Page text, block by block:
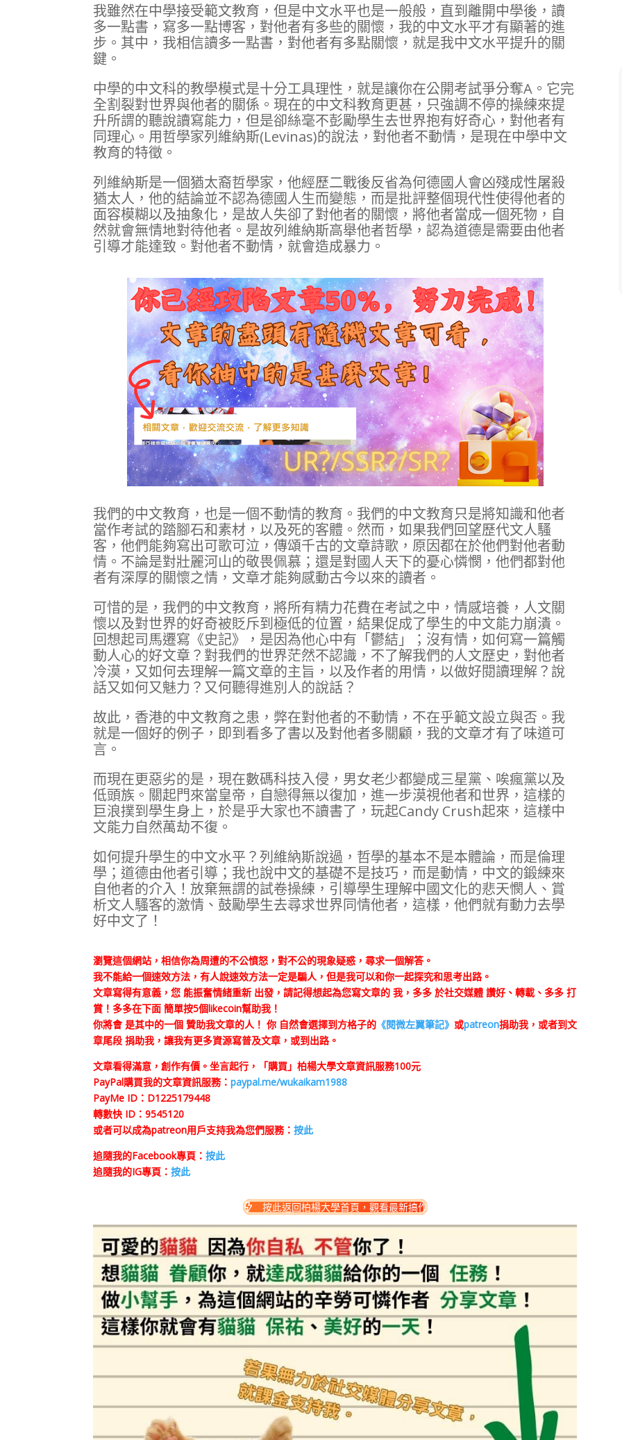
我雖然在中學接受範文教育，但是中文水平也是一般般，直到離開中學後，讀
多一點書，寫多一點博客，對他者有多些的關懷，我的中文水平才有顯著的進
步。其中，我相信讀多一點書，對他者有多點關懷，就是我中文水平提升的關
鍵。
中學的中文科的教學模式是十分工具理性，就是讓你在公開考試爭分奪A。它完
全割裂對世界與他者的關係。現在的中文科教育更甚，只強調不停的操練來提
升所謂的聽說讀寫能力，但是卻絲毫不彭勵學生去世界抱有好奇心，對他者有
同理心。用哲學家列維納斯(Levinas)的說法，對他者不動情，是現在中學中文
教育的特徵。
列維納斯是一個猶太裔哲學家，他經歷二戰後反省為何德國人會凶殘成性屠殺
猶太人，他的結論並不認為德國人生而變態，而是批評整個現代性使得他者的
面容模糊以及抽象化，是故人失卻了對他者的關懷，將他者當成一個死物，自
然就會無情地對待他者。是故列維納斯高舉他者哲學，認為道德是需要由他者
引導才能達致。對他者不動情，就會造成暴力。
我們的中文教育，也是一個不動情的教育。我們的中文教育只是將知識和他者
當作考試的踏腳石和素材，以及死的客體。然而，如果我們回望歷代文人騷
客，他們能夠寫出可歌可泣，傳頌千古的文章詩歌，原因都在於他們對他者動
情。不論是對壯麗河山的敬畏佩慕；還是對國人天下的憂心憐憫，他們都對他
者有深厚的關懷之情，文章才能夠感動古今以來的讀者。
可惜的是，我們的中文教育，將所有精力花費在考試之中，情感培養，人文關
懷以及對世界的好奇被貶斥到極低的位置，結果促成了學生的中文能力崩潰。
回想起司馬遷寫《史記》，是因為他心中有「鬱結」；沒有情，如何寫一篇觸
動人心的好文章？對我們的世界茫然不認識，不了解我們的人文歷史，對他者
冷漠，又如何去理解一篇文章的主旨，以及作者的用情，以做好閱讀理解？說
話又如何又魅力？又何聽得進別人的說話？
故此，香港的中文教育之患，弊在對他者的不動情，不在乎範文設立與否。我
就是一個好的例子，即到看多了書以及對他者多關顧，我的文章才有了味道可
言。
而現在更惡劣的是，現在數碼科技入侵，男女老少都變成三星黨、唉瘋黨以及
低頭族。關起門來當皇帝，自戀得無以復加，進一步漠視他者和世界，這樣的
巨浪撲到學生身上，於是乎大家也不讀書了，玩起Candy Crush起來，這樣中
文能力自然萬劫不復。
如何提升學生的中文水平？列維納斯說過，哲學的基本不是本體論，而是倫理
學；道德由他者引導；我也說中文的基礎不是技巧，而是動情，中文的鍛練來
自他者的介入！放棄無謂的試卷操練，引導學生理解中國文化的悲天憫人、賞
析文人騷客的激情、鼓勵學生去尋求世界同情他者，這樣，他們就有動力去學
好中文了！
瀏覽這個網站，相信你為周遭的不公憤怒，對不公的現象疑惑，尋求一個解答。
我不能給一個速效方法，有人說速效方法一定是騙人，但是我可以和你一起探究和思考出路。
文章寫得有意義，您 能振奮情緒重新 出發，請記得想起為您寫文章的 我，多多 於社交媒體 讚好、轉載、多多 打
賞！多多在下面 簡單按5個likecoin幫助我！
你將會 是其中的一個 贊助我文章的人！ 你 自然會選擇到方格子的 《閱微左翼筆記》 或patreon捐助我，或者到文
章尾段 捐助我，讓我有更多資源寫普及文章，或到出路。
文章看得滿意，創作有價。坐言起行，「購買」柏楊大學文章資訊服務100元
PayPal購買我的文章資訊服務：paypal.me/wukaikam1988
PayMe ID：D1225179448
轉數快 ID：9545120
或者可以成為patreon用戶支持我為您們服務：按此
追隨我的Facebook專頁：按此
追隨我的IG專頁：按此
按此返回柏楊大學首頁，觀看最新搞作